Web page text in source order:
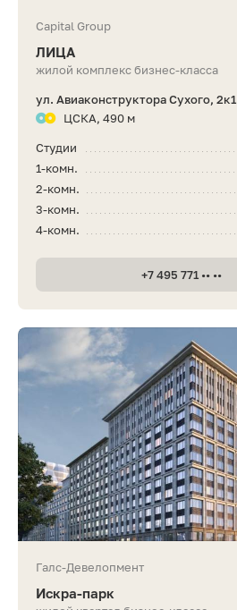
Capital Group
ЛИЦА
жилой комплекс бизнес-класса
ул. Авиаконструктора Сухого, 2к1
ЦСКА, 490 м
Студии
1-комн.
2-комн.
3-комн.
4-комн.
+7 495 771 •• ••
Галс-Девелопмент
Искра-парк